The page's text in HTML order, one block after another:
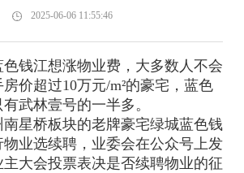
2025-06-06 11:55:46
江想涨物业费，大多数人不会
价超过10万元/m²的豪宅，蓝色
武林壹号的一半多。
桥板块的老牌豪宅绿城蓝色钱
业选续聘，业委会在公众号上发
大会投票表决是否续聘物业的征